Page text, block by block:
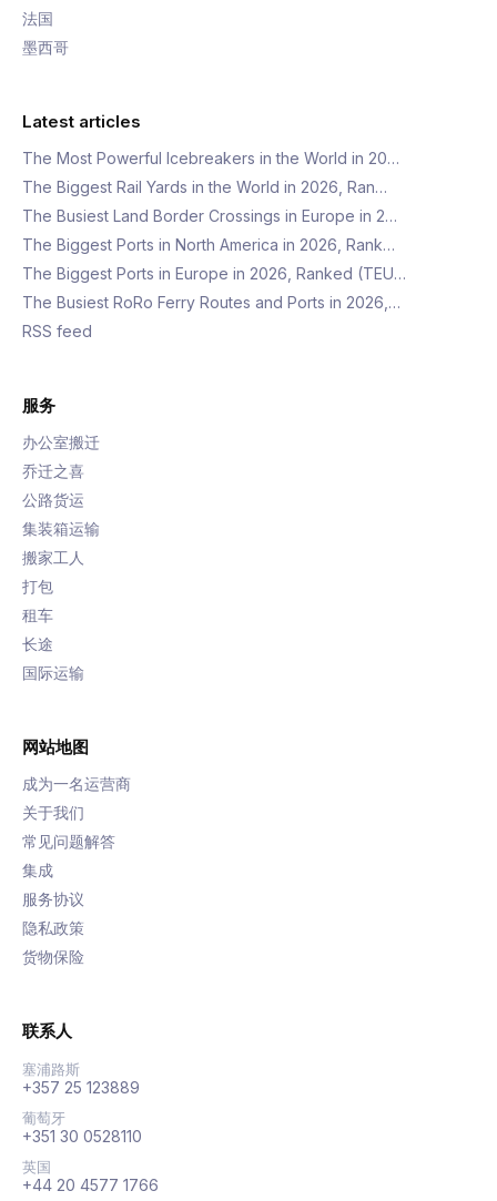
法国
墨西哥
Latest articles
The Most Powerful Icebreakers in the World in 20…
The Biggest Rail Yards in the World in 2026, Ran…
The Busiest Land Border Crossings in Europe in 2…
The Biggest Ports in North America in 2026, Rank…
The Biggest Ports in Europe in 2026, Ranked (TEU…
The Busiest RoRo Ferry Routes and Ports in 2026,…
RSS feed
服务
办公室搬迁
乔迁之喜
公路货运
集装箱运输
搬家工人
打包
租车
长途
国际运输
网站地图
成为一名运营商
关于我们
常见问题解答
集成
服务协议
隐私政策
货物保险
联系人
塞浦路斯
+357 25 123889
葡萄牙
+351 30 0528110
英国
+44 20 4577 1766